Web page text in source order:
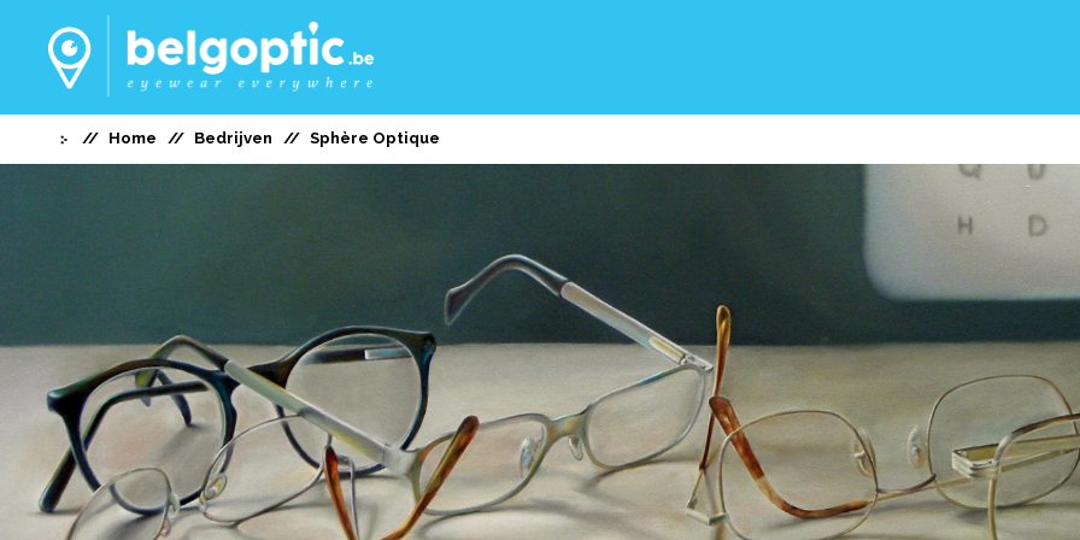
Home Bedrijven Sphère Optique